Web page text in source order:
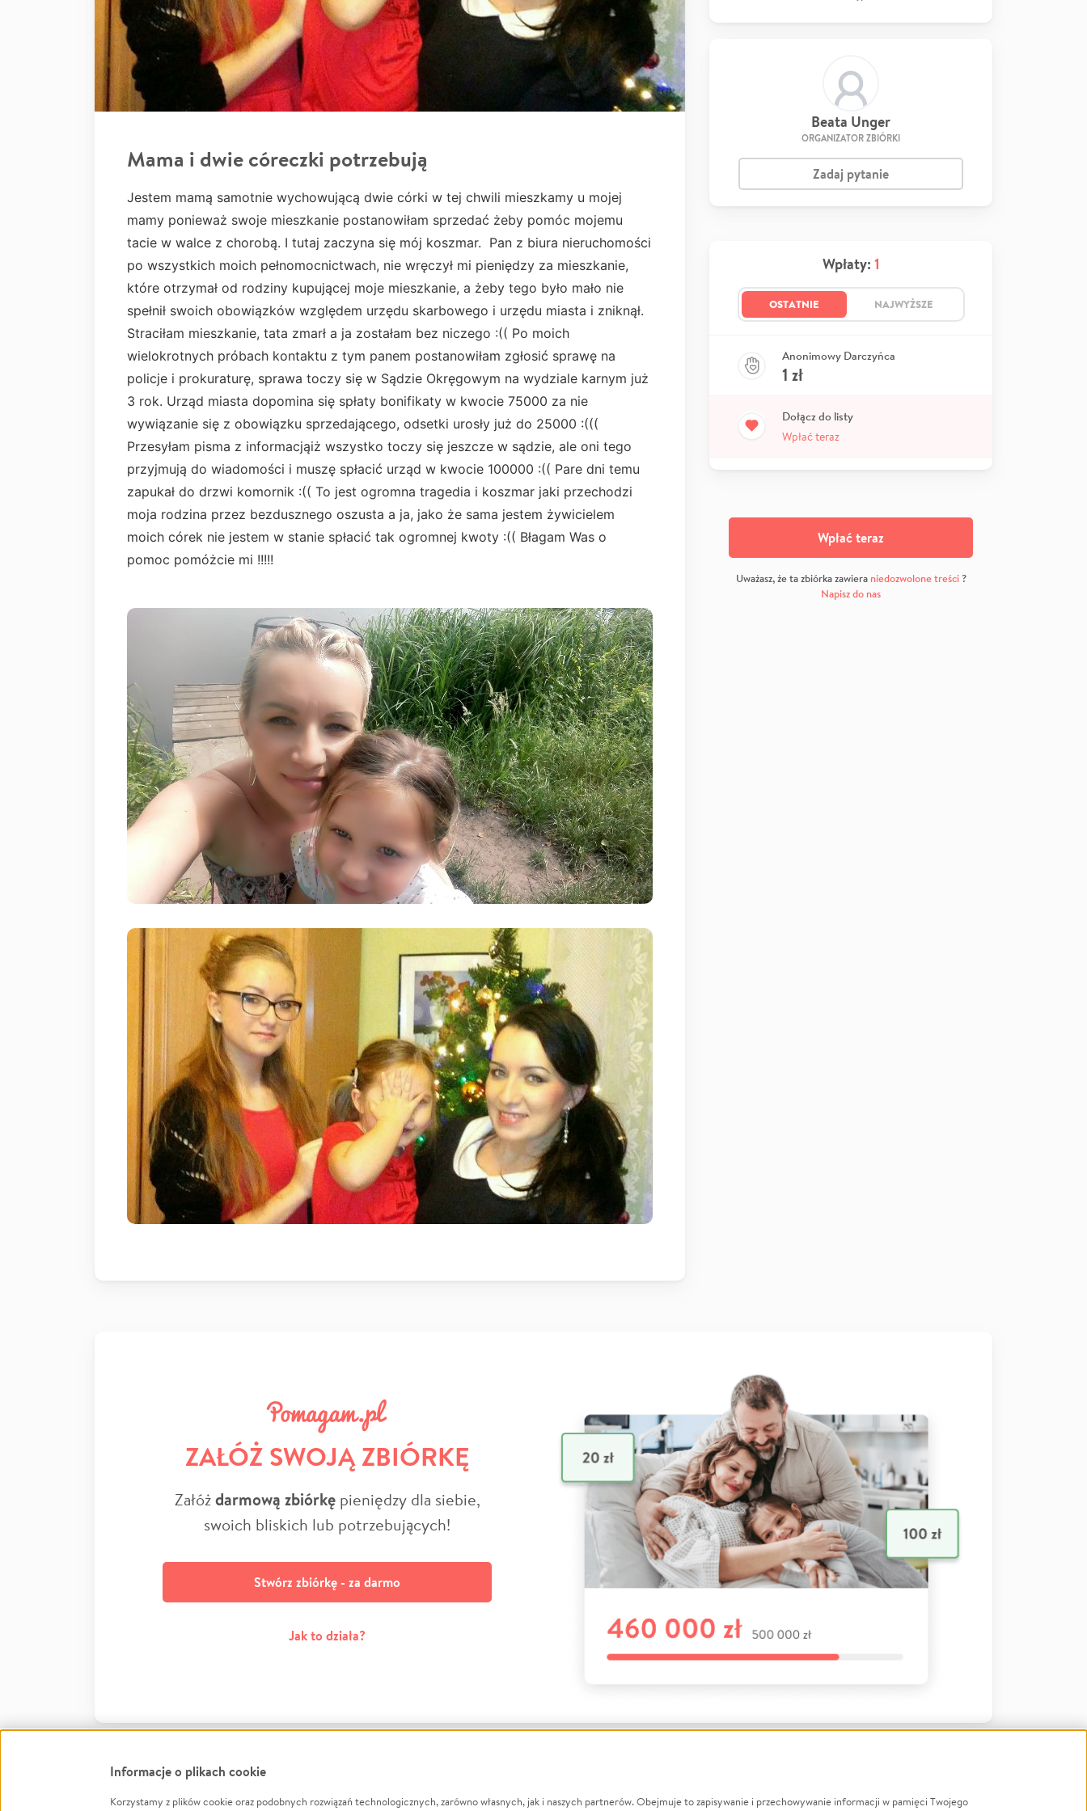
Mama i dwie córeczki potrzebują
Jestem mamą samotnie wychowującą dwie córki w tej chwili mieszkamy u mojej
mamy ponieważ swoje mieszkanie postanowiłam sprzedać żeby pomóc mojemu
tacie w walce z chorobą. I tutaj zaczyna się mój koszmar. Pan z biura nieruchomości
po wszystkich moich pełnomocnictwach, nie wręczył mi pieniędzy za mieszkanie,
które otrzymał od rodziny kupującej moje mieszkanie, a żeby tego było mało nie
spełnił swoich obowiązków względem urzędu skarbowego i urzędu miasta i zniknął.
Straciłam mieszkanie, tata zmarł a ja zostałam bez niczego :(( Po moich
wielokrotnych próbach kontaktu z tym panem postanowiłam zgłosić sprawę na
policje i prokuraturę, sprawa toczy się w Sądzie Okręgowym na wydziale karnym już
3 rok. Urząd miasta dopomina się spłaty bonifikaty w kwocie 75000 za nie
wywiązanie się z obowiązku sprzedającego, odsetki urosły już do 25000 :(((
Przesyłam pisma z informacjąiż wszystko toczy się jeszcze w sądzie, ale oni tego
przyjmują do wiadomości i muszę spłacić urząd w kwocie 100000 :(( Pare dni temu
zapukał do drzwi komornik :(( To jest ogromna tragedia i koszmar jaki przechodzi
moja rodzina przez bezdusznego oszusta a ja, jako że sama jestem żywicielem
moich córek nie jestem w stanie spłacić tak ogromnej kwoty :(( Błagam Was o
pomoc pomóżcie mi !!!!!
Beata Unger
ORGANIZATOR ZBIÓRKI
Zadaj pytanie
Wpłaty: 1
OSTATNIE NAJWYŻSZE
Anonimowy Darczyńca
1 zł
Dołącz do listy
Wpłać teraz
Wpłać teraz
Uważasz, że ta zbiórka zawiera niedozwolone treści?
Napisz do nas
ZAŁÓŻ SWOJĄ ZBIÓRKĘ
Załóżdarmową zbiórkępieniędzy dla siebie,
swoich bliskich lub potrzebujących!
Stwórz zbiórkę - za darmo
Jak to działa?
Informacje O nas Zbieraj na
Informacje o plikach cookie
Korzystamy z plików cookie oraz podobnych rozwiązań technologicznych, zarówno własnych, jak i naszych partnerów. Obejmuje to zapisywanie i przechowywanie informacji w pamięci Twojego